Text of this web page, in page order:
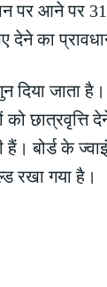
पर आने पर
देने का
दिया जाता
को
हैं। बोर्ड के
रखा गया है।